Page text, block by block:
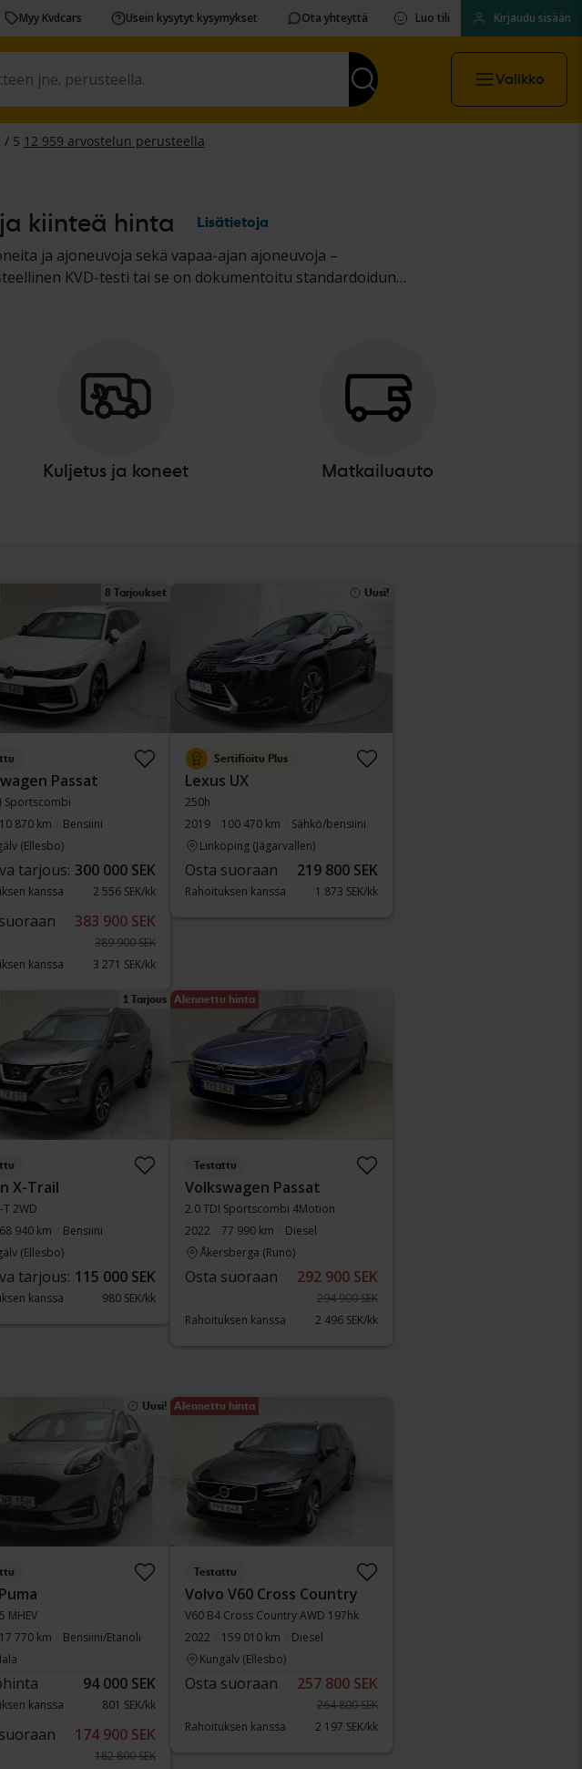
Myy Kvdcars Usein kysytyt kysymykset Ota yhteyttä Luo tili Kirjaudu sisään
Valikko
kiinteä hinta Lisätietoja
ja ajoneuvoja sekä vapaa-ajan ajoneuvoja –
KVD-testi tai se on dokumentoitu standardoidun
Kuljetus ja koneet Matkailuauto
8 Tarjoukset
Passat
Sportscombi
10 870 km
Bensiini
(Ellesbo)
tarjous: 300 000 SEK
kanssa 2 556 SEK/kk
383 900 SEK
389 900 SEK
kanssa
3 271 SEK/kk
Uusi!
Sertifioitu Plus
Lexus UX
250h
2019
100 470 km
Sähkö/bensiini
Linköping (Jägarvallen)
Osta suoraan 219 800 SEK
Rahoituksen kanssa 1 873 SEK/kk
1 Tarjous
X-Trail
T 2WD
68 940 km
Bensiini
(Ellesbo)
tarjous: 115 000 SEK
kanssa 980 SEK/kk
Alennettu hinta
Testattu
Volkswagen Passat
2.0 TDI Sportscombi 4Motion
2022
77 990 km
Diesel
Åkersberga (Runö)
Osta suoraan 292 900 SEK
294 900 SEK
Rahoituksen kanssa
2 496 SEK/kk
Uusi!
MHEV
17 770 km
Bensiini/Etanoli
94 000 SEK
kanssa 801 SEK/kk
174 900 SEK
182 800 SEK
Alennettu hinta
Testattu
Volvo V60 Cross Country
V60 B4 Cross Country AWD 197hk
2022
159 010 km
Diesel
Kungälv (Ellesbo)
Osta suoraan 257 800 SEK
264 800 SEK
Rahoituksen kanssa
2 197 SEK/kk